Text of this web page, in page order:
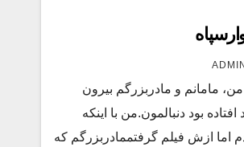
مامانم و مادربزرگم بیرون
بود دنبالمون.من با اینکه
اما ازش فیلم گرفتممادربزرگم که